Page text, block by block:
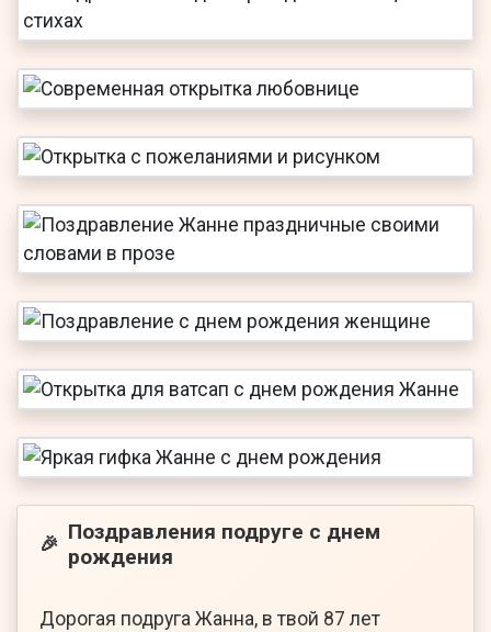
🎉 Поздравления подруге с днем
рождения
Дорогая подруга Жанна, в твой 87 лет